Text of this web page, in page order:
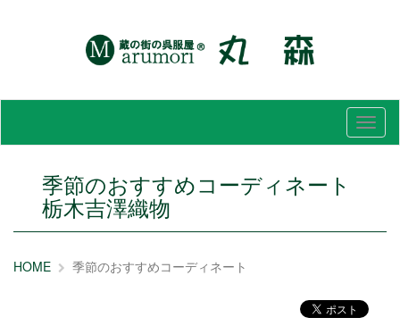
メ
ニ
季節のおすすめコーディネート
栃木吉澤織物
HOME 季節のおすすめコーディネート